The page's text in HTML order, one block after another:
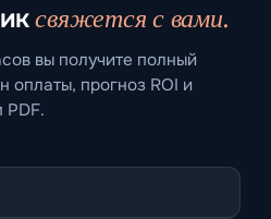
свяжется с вами.
вы получите полный
оплаты, прогноз ROI и
PDF.